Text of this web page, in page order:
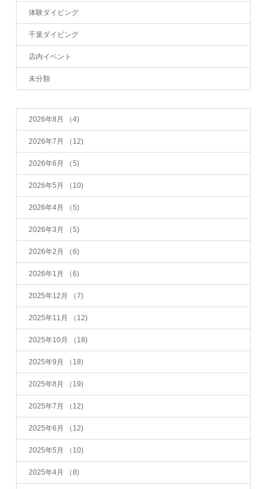
体験ダイビング
千葉ダイビング
店内イベント
未分類
2026年8月 （4)
2026年7月 （12)
2026年6月 （5)
2026年5月 （10)
2026年4月 （5)
2026年3月 （5)
2026年2月 （6)
2026年1月 （6)
2025年12月 （7)
2025年11月 （12)
2025年10月 （18)
2025年9月 （18)
2025年8月 （19)
2025年7月 （12)
2025年6月 （12)
2025年5月 （10)
2025年4月 （8)